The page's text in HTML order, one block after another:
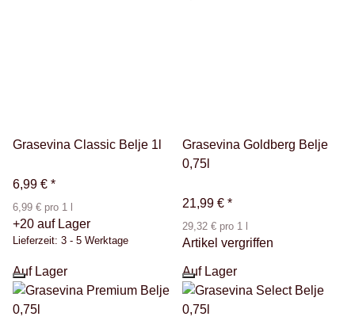
Grasevina Classic Belje 1l
6,99 € *
6,99 € pro 1 l
+20 auf Lager
Lieferzeit: 3 - 5 Werktage
Grasevina Goldberg Belje
0,75l
21,99 € *
29,32 € pro 1 l
Artikel vergriffen
Auf Lager Auf Lager